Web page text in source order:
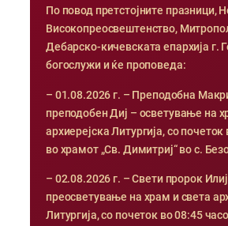
По повод претстојните празници,
Високопреосвештенство,
Дебарско-кичевската епархија г.
богослужи и ќе проповеда:
– 01.08.2026 г. – Преподобна
преподобен Диј – осветување на
архиерејска Литургија, со
во храмот „Св. Димитриј“ во с.
– 02.08.2026 г. – Свети пророк
преосветување на храм и света
Литургија, со почеток во 08:45